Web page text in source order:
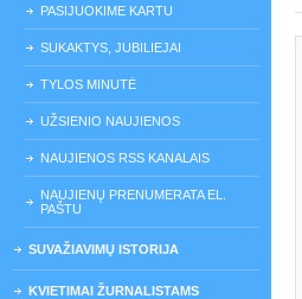
PASIJUOKIME KARTU
SUKAKTYS, JUBILIEJAI
TYLOS MINUTĖ
UŽSIENIO NAUJIENOS
NAUJIENOS RSS KANALAIS
NAUJIENŲ PRENUMERATA EL.
PAŠTU
SUVAŽIAVIMŲ ISTORIJA
KVIETIMAI ŽURNALISTAMS